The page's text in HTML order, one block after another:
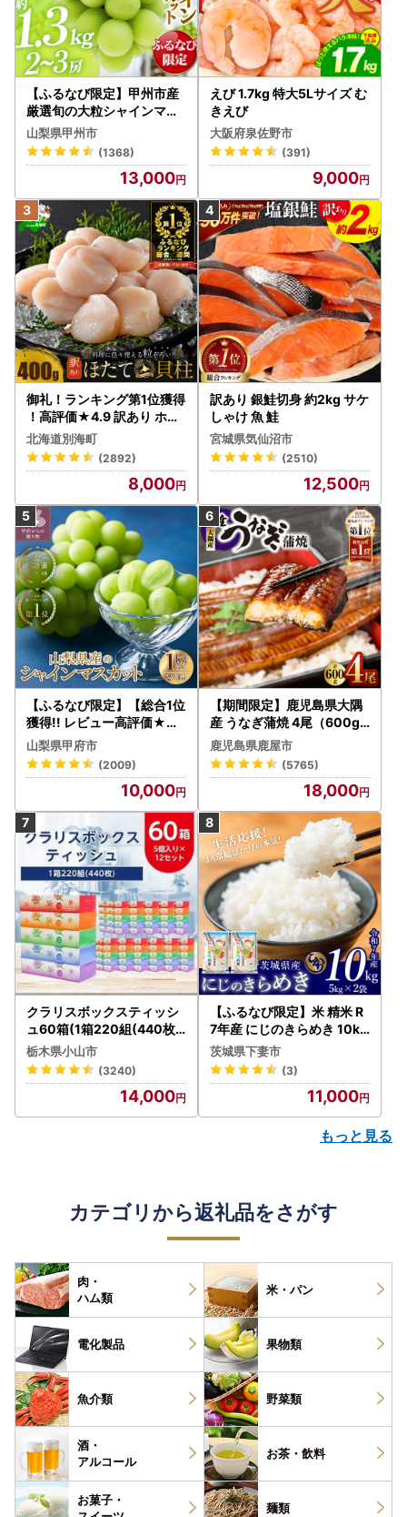
【ふるなび限定】甲州市産
厳選旬の大粒シャインマス
カット 約1.3kg 2～3房【2
026年発送】（MG）B12-
472 FN-Limited-VO シャ
インマスカット フルーツ
山梨県甲州市
(1368)
13,000
えび 1.7kg 特大5Lサイズ む
きえび
大阪府泉佐野市
(391)
9,000
御礼！ランキング第1位獲得
！高評価★4.9 訳あり ホタ
テ 400g（ほたて 帆立 貝柱
冷凍 ）
北海道別海町
(2892)
8,000
訳あり 銀鮭切身 約2kg サケ
しゃけ 魚 鮭
宮城県気仙沼市
(2510)
12,500
【ふるなび限定】【総合1位
獲得!! レビュー高評価★】
〈2026年度配送分〉山梨
県産 シャインマスカット 2
～3房（1.0kg以上）シャイ
ン フルーツ FN-Limited-S
P
山梨県甲府市
(2009)
10,000
【期間限定】鹿児島県大隅
産 うなぎ蒲焼 4尾（600g
） KN007-004-04-cp18
うなぎ 鰻 魚 惣菜 総菜
鹿児島県鹿屋市
(5765)
18,000
クラリスボックスティッシ
ュ60箱(1箱220組(440枚))
(5個入り×12セット)【配送
不可地域：離島・沖縄県】
【1256759】
栃木県小山市
(3240)
14,000
【ふるなび限定】米 精米 R
7年産 にじのきらめき 10kg
10月 FN-Limited-PR
茨城県下妻市
(3)
11,000
もっと見る
カテゴリから返礼品をさがす
肉・
ハム類
米・パン
電化製品 果物類
魚介類 野菜類
酒・
アルコール
お茶・ 飲料
お菓子・
麺類